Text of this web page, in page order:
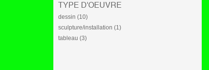
TYPE D'OEUVRE
dessin (10)
sculpture/installation (1)
tableau (3)